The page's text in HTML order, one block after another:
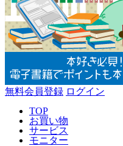
無料会員登録 ログイン
TOP
お買い物
サービス
モニター